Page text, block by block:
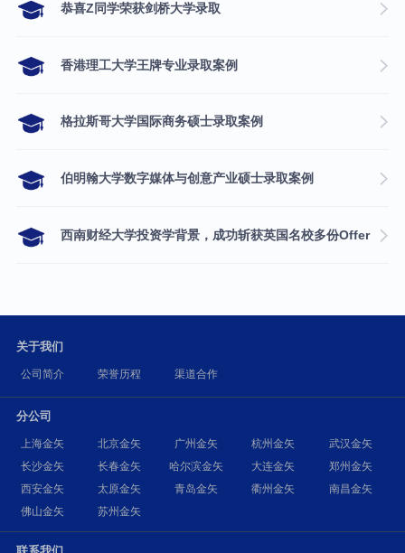
​恭喜Z同学荣获剑桥大学录取
香港理工大学王牌专业录取案例
格拉斯哥大学国际商务硕士录取案例
伯明翰大学数字媒体与创意产业硕士录取案例
西南财经大学投资学背景，成功斩获英国名校多份Offer
关于我们
公司简介 荣誉历程 渠道合作
分公司
上海金矢 北京金矢 广州金矢 杭州金矢
武汉金矢
长沙金矢
长春金矢 哈尔滨金矢 大连金矢
郑州金矢
西安金矢
太原金矢 青岛金矢 衢州金矢
南昌金矢
佛山金矢
苏州金矢